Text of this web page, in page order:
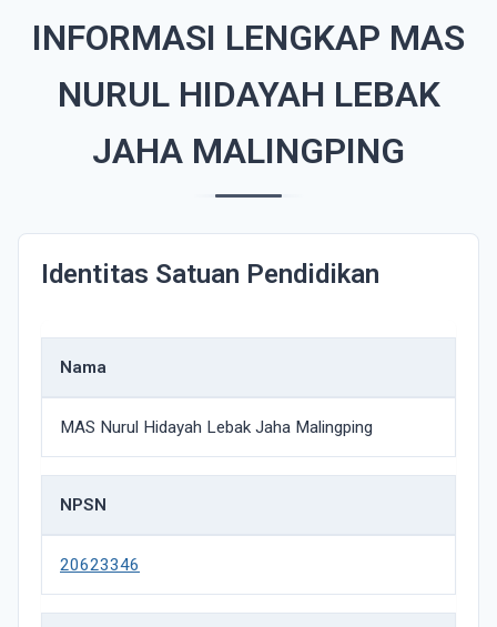
INFORMASI LENGKAP MAS
NURUL HIDAYAH LEBAK
JAHA MALINGPING
Identitas Satuan Pendidikan
Nama
MAS Nurul Hidayah Lebak Jaha Malingping
NPSN
20623346